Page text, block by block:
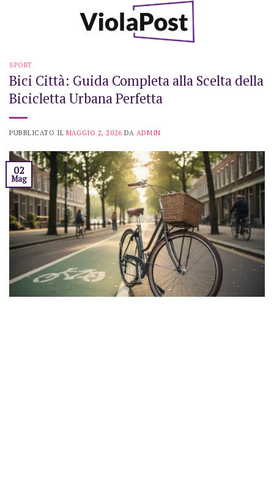
SPORT
Bici Città: Guida Completa alla Scelta della
Bicicletta Urbana Perfetta
PUBBLICATO IL MAGGIO 2, 2026 DA ADMIN
02
Mag